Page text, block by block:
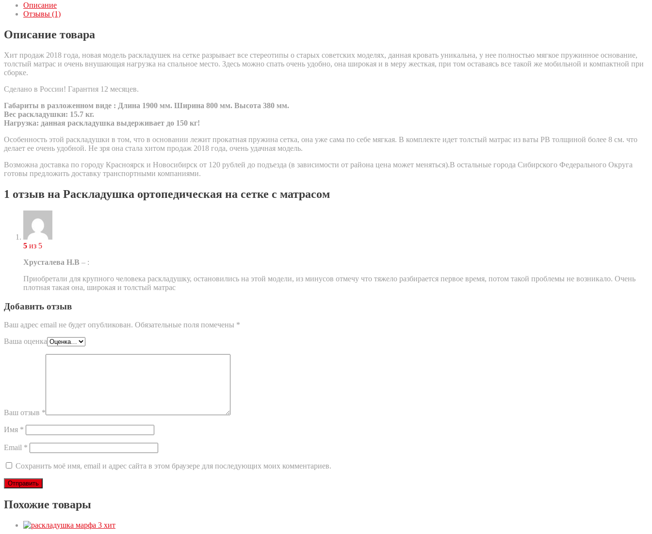
Описание
Отзывы (1)
Описание товара
Хит продаж 2018 года, новая модель раскладушек на сетке разрывает все стереотипы о старых советских моделях, данная кровать уникальна, у нее полностью мягкое пружинное основание,
толстый матрас и очень внушающая нагрузка на спальное место. Здесь можно спать очень удобно, она широкая и в меру жесткая, при том оставаясь все такой же мобильной и компактной при
сборке.
Сделано в России! Гарантия 12 месяцев.
Габариты в разложенном виде : Длина 1900 мм. Ширина 800 мм. Высота 380 мм.
Вес раскладушки: 15.7 кг.
Нагрузка: данная раскладушка выдерживает до 150 кг!
Особенность этой раскладушки в том, что в основании лежит прокатная пружина сетка, она уже сама по себе мягкая. В комплекте идет толстый матрас из ваты РВ толщиной более 8 см. что
делает ее очень удобной. Не зря она стала хитом продаж 2018 года, очень удачная модель.
Возможна доставка по городу Красноярск и Новосибирск от 120 рублей до подъезда (в зависимости от района цена может меняться).В остальные города Сибирского Федерального Округа
готовы предложить доставку транспортными компаниями.
1 отзыв на Раскладушка ортопедическая на сетке с матрасом
5 из 5
Хрусталева Н.В – :
Приобретали для крупного человека раскладушку, остановились на этой модели, из минусов отмечу что тяжело разбирается первое время, потом такой проблемы не возникало. Очень
плотная такая она, широкая и толстый матрас
Добавить отзыв
Ваш адрес email не будет опубликован. Обязательные поля помечены *
Ваша оценка
Ваш отзыв *
Имя *
Email *
Сохранить моё имя, email и адрес сайта в этом браузере для последующих моих комментариев.
Похожие товары